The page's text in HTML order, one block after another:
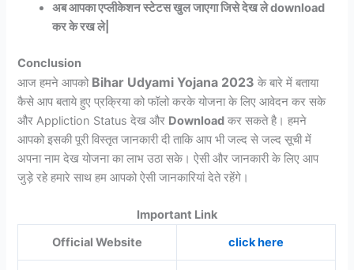
अब आपका एप्लीकेशन स्टेटस खुल जाएगा जिसे देख ले download
कर के रख ले|
Conclusion
आज हमने आपको Bihar Udyami Yojana 2023के बारे में बताया
कैसे आप बताये हुए प्रक्रिया को फॉलो करके योजना के लिए आवेदन कर सके
और Appliction Status देख और Download कर सकते है। हमने
आपको इसकी पूरी विस्तृत जानकारी दी ताकि आप भी जल्द से जल्द सूची में
अपना नाम देख योजना का लाभ उठा सके। ऐसी और जानकारी के लिए आप
जुड़े रहे हमारे साथ हम आपको ऐसी जानकारियां देते रहेंगे।
Important Link
Official Website
click here